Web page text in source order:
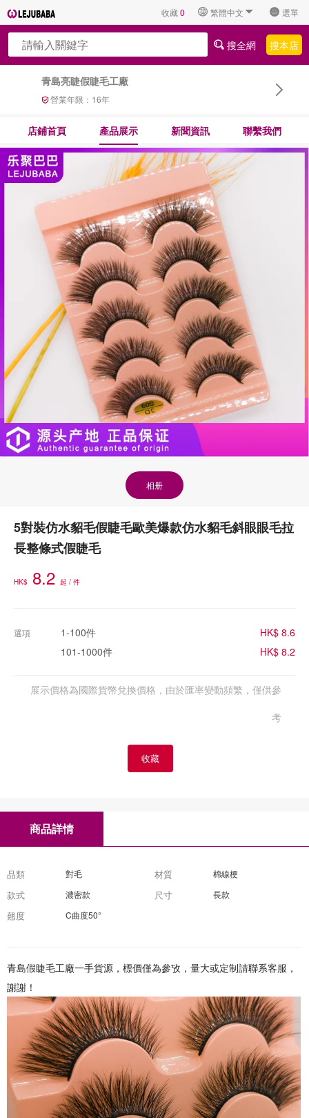
收藏0 繁體中文 選單
青島亮睫假睫毛工廠
營業年限： 16年
搜全網 搜本店
店鋪首頁 產品展示 新聞資訊 聯繫我們
相册
5對裝仿水貂毛假睫毛歐美爆款仿水貂毛斜眼眼毛拉
長整條式假睫毛
HK$ 8.2 起 / 件
選項 1-100件
HK$ 8.6
101-1000件
HK$ 8.2
展示價格為國際貨幣兌換價格，由於匯率變動頻繁，僅供參
考
收藏
商品詳情
品類 對毛 材質 棉線梗
款式 濃密款 尺寸 長款
翹度 C曲度50°
青島假睫毛工廠一手貨源，標價僅為參攷，量大或定制請聯系客服，
謝謝！